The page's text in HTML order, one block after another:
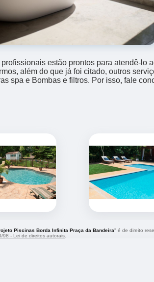
profissionais estão prontos para atendê-lo
além do que já foi citado, outros
spa e Bombas e filtros. Por isso, fale
Piscinas Borda Infinita Praça da Bandeira" é de direito
98 - Lei de direitos autorais